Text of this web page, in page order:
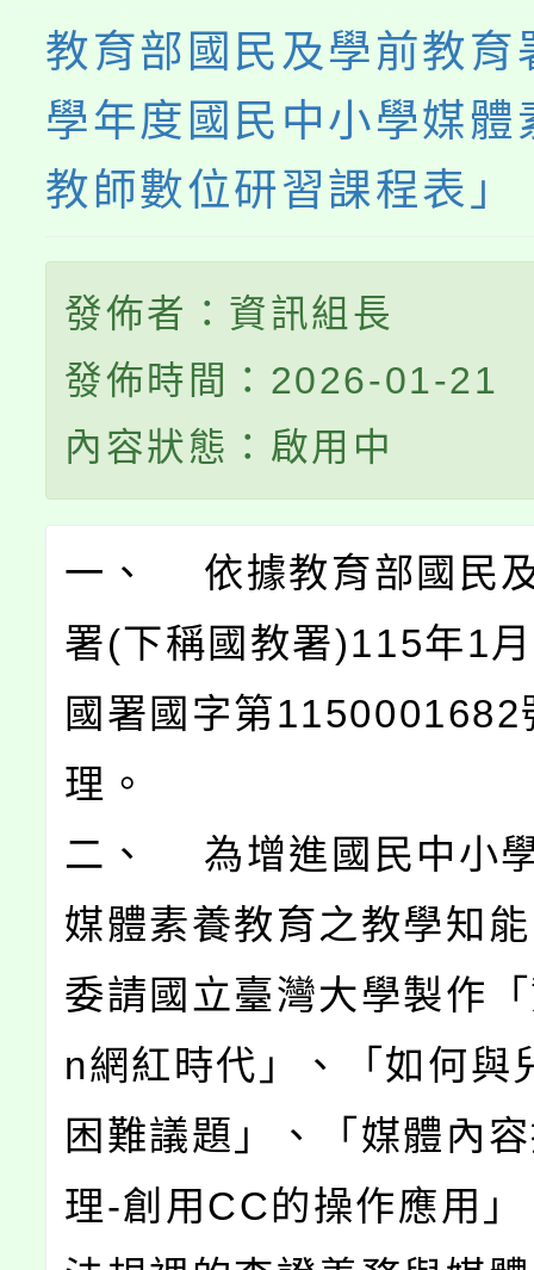
教育部國民及學前教
學年度國民中小學媒體
教師數位研習課程表」
發佈者：資訊組長
發佈時間：2026-01-21
內容狀態：啟用中
一、 依據教育部國民
署(下稱國教署)115年1
國署國字第1150001682
理。
二、 為增進國民中小
媒體素養教育之教學知
委請國立臺灣大學製作
n網紅時代」、「如何與
困難議題」、「媒體內
理-創用CC的操作應用